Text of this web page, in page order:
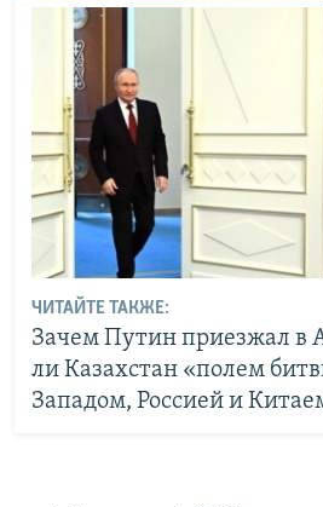
ЧИТАЙТЕ ТАКЖЕ:
Зачем Путин приезжал в
ли Казахстан «полем
Западом, Россией и